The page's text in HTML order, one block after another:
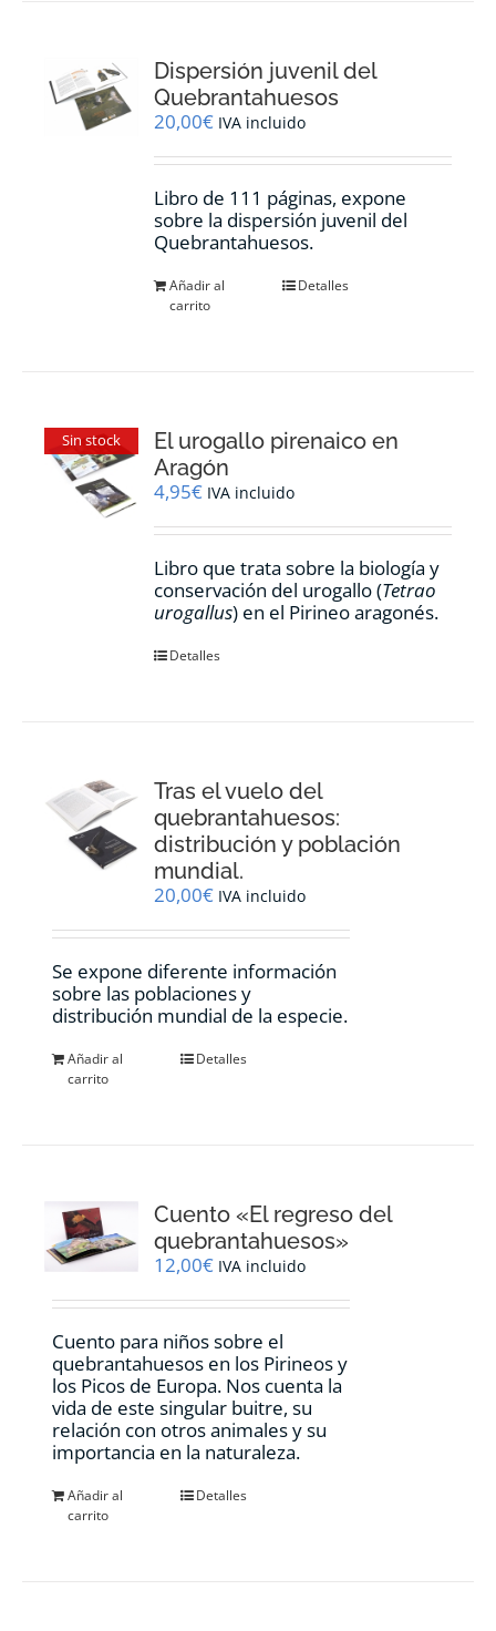
Dispersión juvenil del
Quebrantahuesos
20,00€ IVA incluido
Libro de 111 páginas, expone
sobre la dispersión juvenil del
Quebrantahuesos.
Añadir al
carrito
Detalles
Sin stock
El urogallo pirenaico en
Aragón
4,95€ IVA incluido
Libro que trata sobre la biología y
conservación del urogallo (Tetrao
urogallus) en el Pirineo aragonés.
Detalles
Tras el vuelo del
quebrantahuesos:
distribución y población
mundial.
20,00€ IVA incluido
Se expone diferente información
sobre las poblaciones y
distribución mundial de la especie.
Añadir al
carrito
Detalles
Cuento «El regreso del
quebrantahuesos»
12,00€ IVA incluido
Cuento para niños sobre el
quebrantahuesos en los Pirineos y
los Picos de Europa. Nos cuenta la
vida de este singular buitre, su
relación con otros animales y su
importancia en la naturaleza.
Añadir al
carrito
Detalles